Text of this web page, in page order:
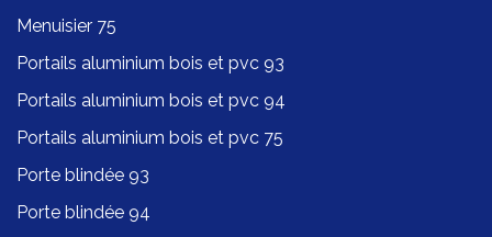
Menuisier 75
Portails aluminium bois et pvc 93
Portails aluminium bois et pvc 94
Portails aluminium bois et pvc 75
Porte blindée 93
Porte blindée 94